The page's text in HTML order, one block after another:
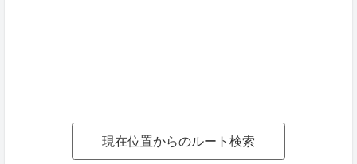
現在位置からのルート検索